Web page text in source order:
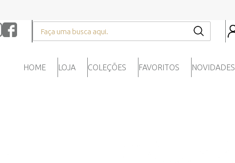
HOME LOJA COLEÇÕES FAVORITOS NOVIDADES